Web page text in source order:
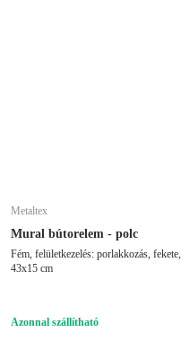
Metaltex
Mural bútorelem - polc
Fém, felületkezelés: porlakkozás, fekete,
43x15 cm
Azonnal szállítható